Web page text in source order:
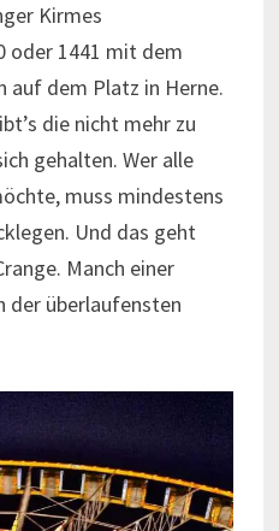
Kirmes
oder 1441 mit dem
auf dem Platz in Herne.
die nicht mehr zu
gehalten. Wer alle
muss mindestens
Und das geht
Manch einer
der überlaufensten